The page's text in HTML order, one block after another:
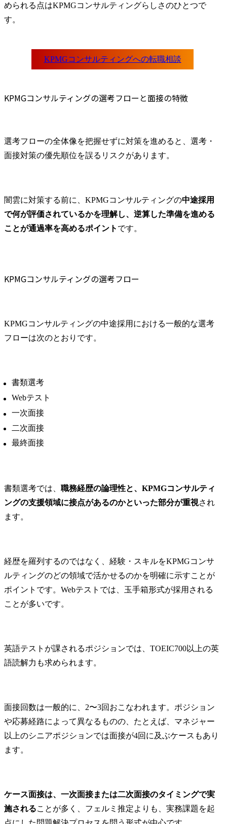
められる点はKPMGコンサルティングらしさのひとつで
す。
KPMGコンサルティングの選考フローと面接の特徴
選考フローの全体像を把握せずに対策を進めると、選考・
面接対策の優先順位を誤るリスクがあります。
闇雲に対策する前に、KPMGコンサルティングの中途採用
で何が評価されているかを理解し、逆算した準備を進める
ことが通過率を高めるポイント です。
KPMGコンサルティングの選考フロー
KPMGコンサルティングの中途採用における一般的な選考
フローは次のとおりです。
書類選考
Webテスト
一次面接
二次面接
最終面接
書類選考では、 職務経歴の論理性と、KPMGコンサルティ
ングの支援領域に接点があるのかといった部分が重視され
ます。
経歴を羅列するのではなく、経験・スキルをKPMGコンサ
ルティングのどの領域で活かせるのかを明確に示すことが
ポイントです。Webテストでは、玉手箱形式が採用される
ことが多いです。
英語テストが課されるポジションでは、TOEIC700以上の英
語読解力も求められます。
面接回数は一般的に、2〜3回おこなわれます。ポジション
や応募経路によって異なるものの、たとえば、マネジャー
以上のシニアポジションでは面接が4回に及ぶケースもあり
ます。
ケース面接は、一次面接または二次面接のタイミングで実
施されることが多く、フェルミ推定よりも、実務課題を起